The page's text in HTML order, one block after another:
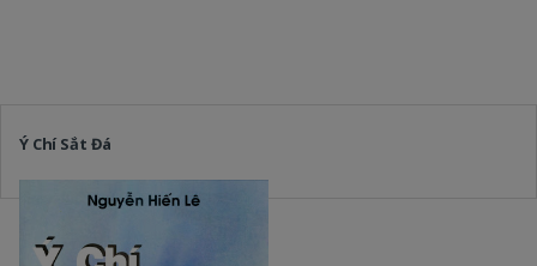
Ý Chí Sắt Đá